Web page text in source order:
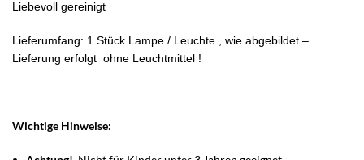
Liebevoll gereinigt
Lieferumfang: 1 Stück Lampe / Leuchte , wie abgebildet –
Lieferung erfolgt ohne Leuchtmittel !
Wichtige Hinweise: